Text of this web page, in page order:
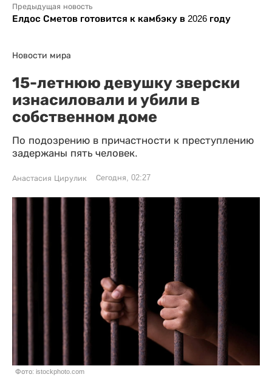
Предыдущая новость
Елдос Сметов готовится к камбэку в 2026 году
Новости мира
15-летнюю девушку зверски
изнасиловали и убили в
собственном доме
По подозрению в причастности к преступлению
задержаны пять человек.
Анастасия Цирулик Сегодня, 02:27
Фото: istockphoto.com